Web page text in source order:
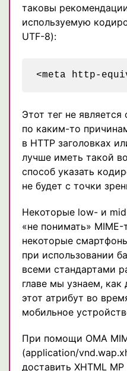
таковы
используемую
UTF-8):
Этот тег не
по каким-то
в HTTP заголовках
лучше иметь такой
способ указать
не будет с точки
Некоторые low- и
«не понимать»
некоторые
при использовании
всеми стандартами
главе мы узнаем,
этот атрибут во
мобильное
При помощи OMA
(application/
доставить XHTML